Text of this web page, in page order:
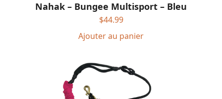
Nahak – Bungee Multisport – Bleu
$44.99
Ajouter au panier